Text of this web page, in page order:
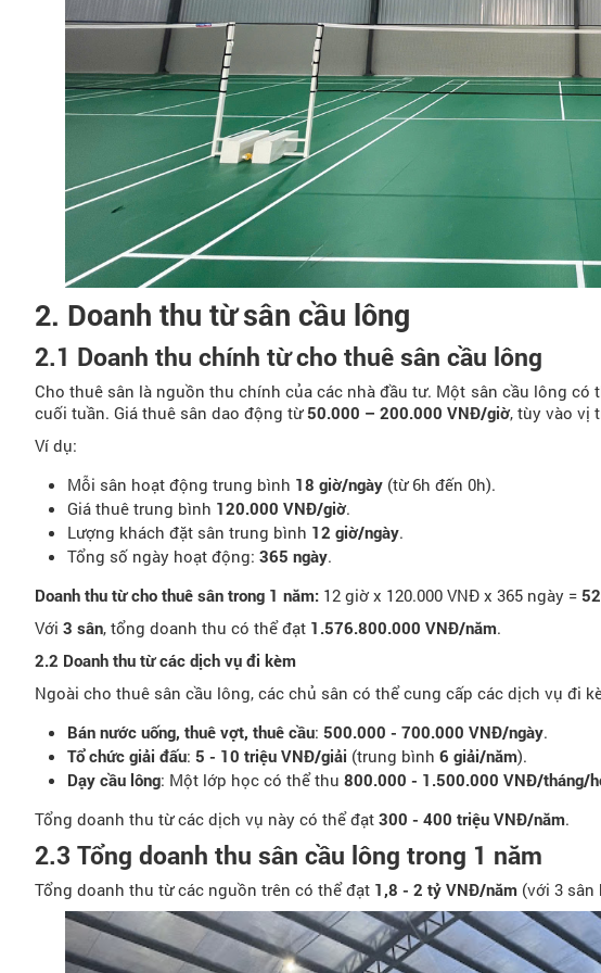
2. Doanh thu từ sân cầu lông
2.1 Doanh thu chính từ cho thuê sân cầu lông
Cho thuê sân là nguồn thu chính của các nhà đầu tư. Một sân cầu lông
cuối tuần. Giá thuê sân dao động từ50.000 – 200.000 VNĐ/giờ, tùy vào vị
Ví dụ:
Mỗi sân hoạt động trung bình 18 giờ/ngày (từ 6h đến 0h).
Giá thuê trung bình 120.000 VNĐ/giờ.
Lượng khách đặt sân trung bình 12 giờ/ngày.
Tổng số ngày hoạt động: 365 ngày.
Doanh thu từ cho thuê sân trong 1 năm: 12 giờ x 120.000 VNĐ x 365 ngày =
Với 3 sân, tổng doanh thu có thể đạt 1.576.800.000 VNĐ/năm.
2.2 Doanh thu từ các dịch vụ đi kèm
Ngoài cho thuê sân cầu lông, các chủ sân có thể cung cấp các dịch vụ đi
Bán nước uống, thuê vợt, thuê cầu: 500.000 - 700.000 VNĐ/ngày.
Tổ chức giải đấu: 5 - 10 triệu VNĐ/giải (trung bình 6 giải/năm).
Dạy cầu lông: Một lớp học có thể thu 800.000 - 1.500.000 VNĐ/tháng/
Tổng doanh thu từ các dịch vụ này có thể đạt 300 - 400 triệu VNĐ/năm.
2.3 Tổng doanh thu sân cầu lông trong 1 năm
Tổng doanh thu từ các nguồn trên có thể đạt 1,8 - 2 tỷ VNĐ/năm (với 3